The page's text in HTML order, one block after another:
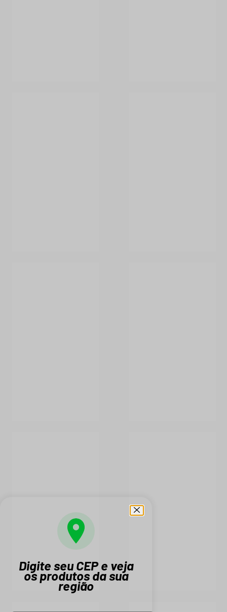
Digite seu CEP e veja
os produtos da sua
região